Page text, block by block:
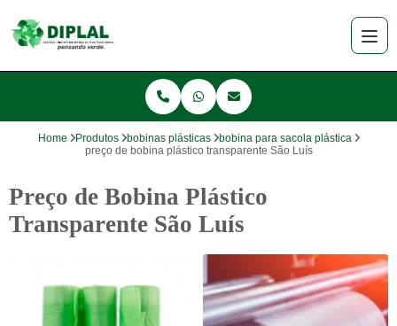
Home Produtos bobinas plásticas
bobina para sacola plástica
preço de bobina plástico transparente São Luís
Preço de Bobina Plástico
Transparente São Luís